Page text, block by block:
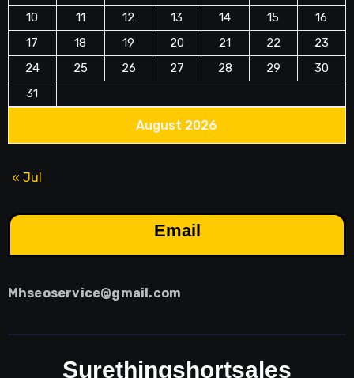
August 2026
10
11 12 13 14 15
16
17
18 19 20 21 22
23
24
25 26 27 28 29
30
31
« Jul
Email
Mhseoservice@gmail.com
Surethingshortsales